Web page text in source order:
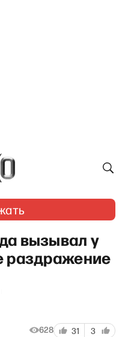
вызывал у
раздражение
628 31 3